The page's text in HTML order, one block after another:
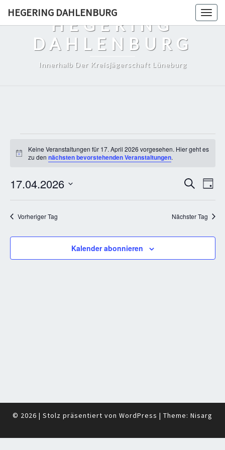
HEGERING DAHLENBURG
HEGERING
DAHLENBURG
Innerhalb Der Kreisjägerschaft Lüneburg
für
April
2026
Hinweis
Keine Veranstaltungen für 17. April 2026 vorgesehen. Hier geht es
zu den nächsten bevorstehenden Veranstaltungen.
SucheTag
17.04.2026
Datum
wählen.
Vorheriger Tag Nächster Tag
Kalender abonnieren
© 2026 | Stolz präsentiert von WordPress | Theme: Nisarg